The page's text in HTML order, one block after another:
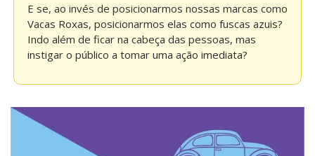
E se, ao invés de posicionarmos nossas marcas como
Vacas Roxas, posicionarmos elas como fuscas azuis?
Indo além de ficar na cabeça das pessoas, mas
instigar o público a tomar uma ação imediata?